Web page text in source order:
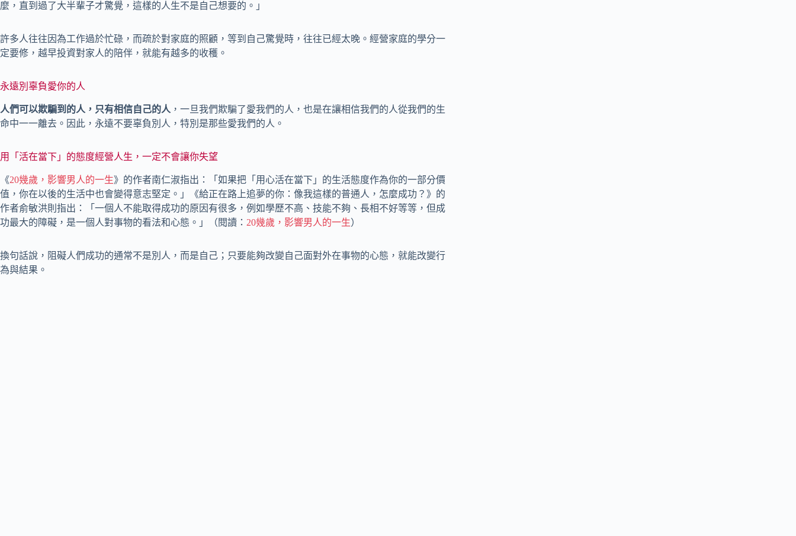
麼，直到過了大半輩子才驚覺，這樣的人生不是自己想要的。」
許多人往往因為工作過於忙碌，而疏於對家庭的照顧，等到自己驚覺時，往往已經太晚。經營家庭的學分一
定要修，越早投資對家人的陪伴，就能有越多的收穫。
永遠別辜負愛你的人
人們可以欺騙到的人，只有相信自己的人 ，一旦我們欺騙了愛我們的人，也是在讓相信我們的人從我們的生
命中一一離去。因此，永遠不要辜負別人，特別是那些愛我們的人。
用「活在當下」的態度經營人生，一定不會讓你失望
《20幾歲，影響男人的一生》的作者南仁淑指出：「如果把「用心活在當下」的生活態度作為你的一部分價
值，你在以後的生活中也會變得意志堅定。」《給正在路上追夢的你：像我這樣的普通人，怎麼成功？》的
作者俞敏洪則指出：「一個人不能取得成功的原因有很多，例如學歷不高、技能不夠、長相不好等等，但成
功最大的障礙，是一個人對事物的看法和心態。」（閱讀： 20幾歲，影響男人的一生）
換句話說，阻礙人們成功的通常不是別人，而是自己；只要能夠改變自己面對外在事物的心態，就能改變行
為與結果。